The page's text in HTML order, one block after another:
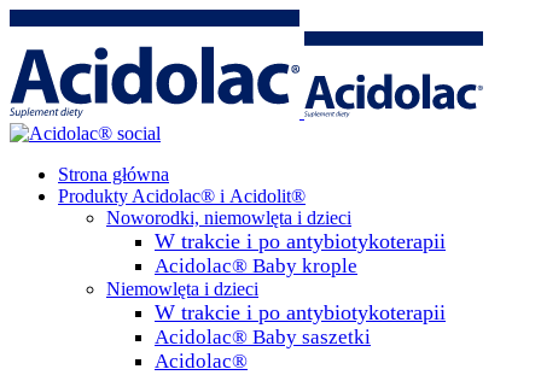
Strona główna
Produkty Acidolac® i Acidolit®
Noworodki, niemowlęta i dzieci
W trakcie i po antybiotykoterapii
Acidolac® Baby krople
Niemowlęta i dzieci
W trakcie i po antybiotykoterapii
Acidolac® Baby saszetki
Acidolac®